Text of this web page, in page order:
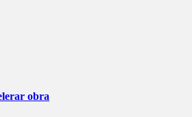
obra